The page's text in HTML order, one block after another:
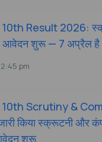
Result 2026:
आवेदन शुरू — 7 अप्रैल है
pm
Scrutiny &
किया स्क्रूटनी और
शुरू